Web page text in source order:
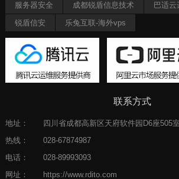
服务器安全 成都锐盾信息技术 巴适云
锐盾信安
乐兔互联-海外vps
联系方式
地址：
四川省成都高新区天府软件园D6座505室
热线：
028-67874987
电话：
028-89993093
网址：
https://www.rdito.com